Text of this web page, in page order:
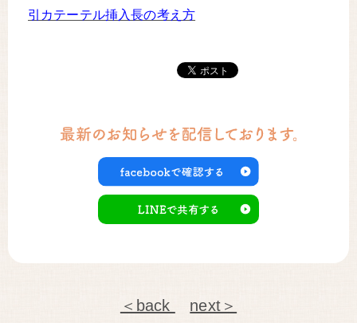
引カテーテル挿入長の考え方
＜back next＞